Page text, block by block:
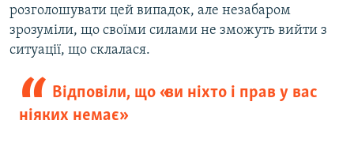
розголошувати цей випадок, але незабаром
зрозуміли, що своїми силами не зможуть вийти з
ситуації, що склалася.
Відповіли, що «ви ніхто і прав у вас
ніяких немає»